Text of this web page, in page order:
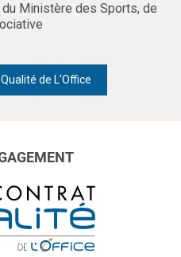
Ministère des Sports, de
de L'Office